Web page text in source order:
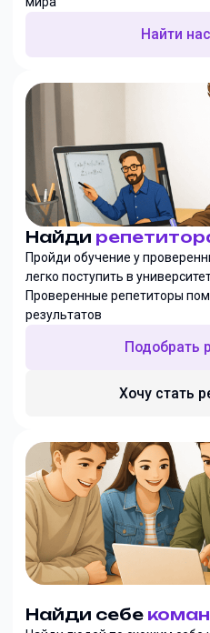
Найти
Найди
Пройди обучение у
легко поступить в
Проверенные репетиторы
результатов
Подобрать
Хочу стать
Найди себе